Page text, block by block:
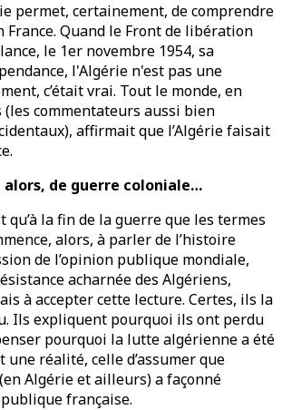
permet, certainement, de comprendre
France. Quand le Front de libération
le 1er novembre 1954, sa
l'Algérie n'est pas une
c’était vrai. Tout le monde, en
(les commentateurs aussi bien
affirmait que l’Algérie faisait
alors, de guerre coloniale…
qu’à la fin de la guerre que les termes
alors, à parler de l’histoire
de l’opinion publique mondiale,
acharnée des Algériens,
à accepter cette lecture. Certes, ils la
Ils expliquent pourquoi ils ont perdu
pourquoi la lutte algérienne a été
réalité, celle d’assumer que
Algérie et ailleurs) a façonné
française.